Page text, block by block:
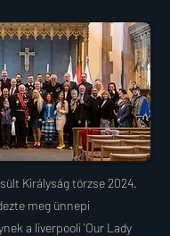
Királyság törzse 2024.
meg ünnepi
a liverpooli 'Our Lady